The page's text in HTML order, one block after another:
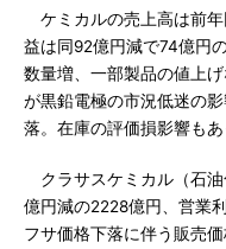
ケミカルの売上高は前
益は同92億円減で74億円
数量増、一部製品の値上
が黒鉛電極の市況低迷の
落。在庫の評価損影響もあ
クラサスケミカル（石油
億円減の2228億円、営業
フサ価格下落に伴う販売